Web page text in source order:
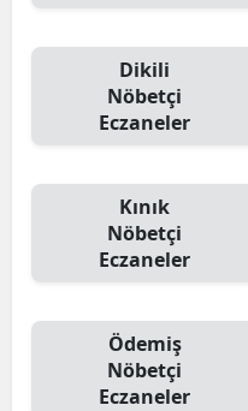
Dikili
Nöbetçi
Eczaneler
Kınık
Nöbetçi
Eczaneler
Ödemiş
Nöbetçi
Eczaneler